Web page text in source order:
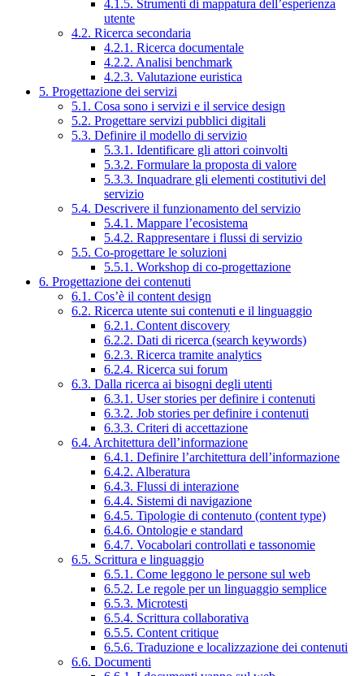
4.1.5. Strumenti di mappatura dell’esperienza
utente
4.2. Ricerca secondaria
4.2.1. Ricerca documentale
4.2.2. Analisi benchmark
4.2.3. Valutazione euristica
5. Progettazione dei servizi
5.1. Cosa sono i servizi e il service design
5.2. Progettare servizi pubblici digitali
5.3. Definire il modello di servizio
5.3.1. Identificare gli attori coinvolti
5.3.2. Formulare la proposta di valore
5.3.3. Inquadrare gli elementi costitutivi del
servizio
5.4. Descrivere il funzionamento del servizio
5.4.1. Mappare l’ecosistema
5.4.2. Rappresentare i flussi di servizio
5.5. Co-progettare le soluzioni
5.5.1. Workshop di co-progettazione
6. Progettazione dei contenuti
6.1. Cos’è il content design
6.2. Ricerca utente sui contenuti e il linguaggio
6.2.1. Content discovery
6.2.2. Dati di ricerca (search keywords)
6.2.3. Ricerca tramite analytics
6.2.4. Ricerca sui forum
6.3. Dalla ricerca ai bisogni degli utenti
6.3.1. User stories per definire i contenuti
6.3.2. Job stories per definire i contenuti
6.3.3. Criteri di accettazione
6.4. Architettura dell’informazione
6.4.1. Definire l’architettura dell’informazione
6.4.2. Alberatura
6.4.3. Flussi di interazione
6.4.4. Sistemi di navigazione
6.4.5. Tipologie di contenuto (content type)
6.4.6. Ontologie e standard
6.4.7. Vocabolari controllati e tassonomie
6.5. Scrittura e linguaggio
6.5.1. Come leggono le persone sul web
6.5.2. Le regole per un linguaggio semplice
6.5.3. Microtesti
6.5.4. Scrittura collaborativa
6.5.5. Content critique
6.5.6. Traduzione e localizzazione dei contenuti
6.6. Documenti